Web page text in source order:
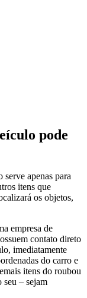
pode
serve apenas para
itens que
os objetos,
empresa de
contato direto
imediatamente
do carro e
itens do roubou
seu – sejam